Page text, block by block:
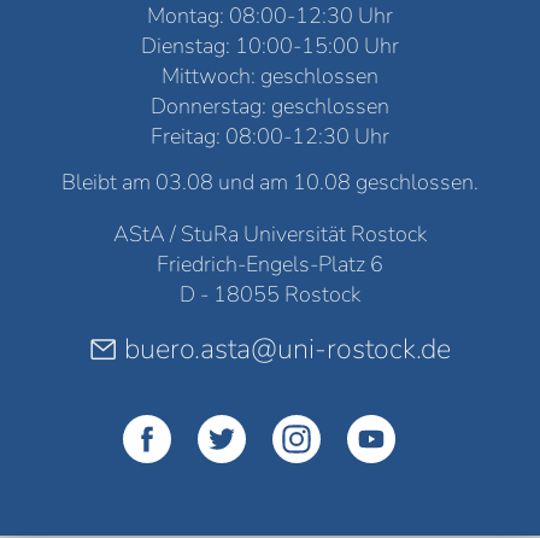
Montag: 08:00-12:30 Uhr
Dienstag: 10:00-15:00 Uhr
Mittwoch: geschlossen
Donnerstag: geschlossen
Freitag: 08:00-12:30 Uhr
Bleibt am 03.08 und am 10.08 geschlossen.
AStA / StuRa Universität Rostock
Friedrich-Engels-Platz 6
D - 18055 Rostock
buero.asta@uni-rostock.de